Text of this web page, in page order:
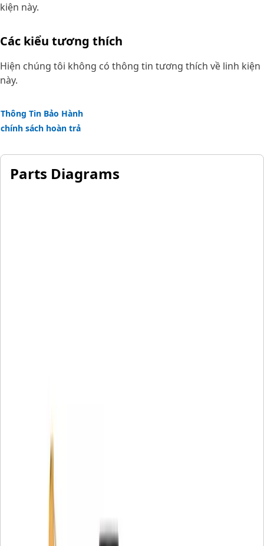
kiện này.
Các kiểu tương thích
Hiện chúng tôi không có thông tin tương thích về linh kiện
này.
Thông Tin Bảo Hành
chính sách hoàn trả
Parts Diagrams